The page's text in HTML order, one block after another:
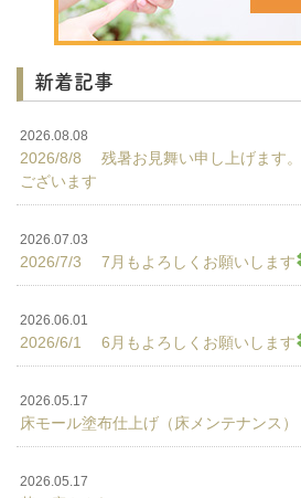
新着記事
2026.08.08
2026/8/8 残暑お見舞い申し上げます。
ございます
2026.07.03
2026/7/3 7月もよろしくお願いします
2026.06.01
2026/6/1 6月もよろしくお願いします
2026.05.17
床モール塗布仕上げ（床メンテナンス）
2026.05.17